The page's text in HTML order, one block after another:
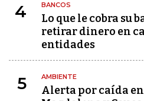
4 BANCOS
Lo que le cobra su
retirar dinero en
entidades
5 AMBIENTE
Alerta por caída